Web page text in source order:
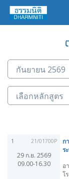
1 21/01700P
29 ก.ย. 2569
09.00-16.30
ก
ร
อ
โ